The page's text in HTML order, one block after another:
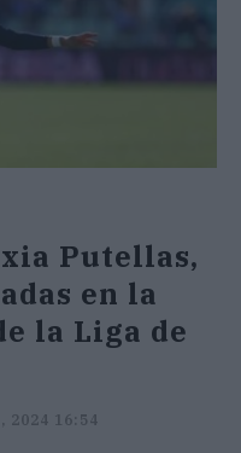
Putellas,
en la
la Liga de
2024 16:54